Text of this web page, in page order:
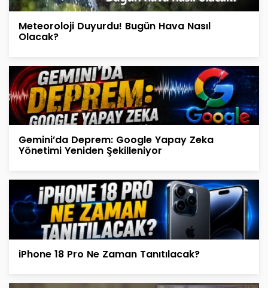
Meteoroloji Duyurdu! Bugün Hava Nasıl
Olacak?
Gemini’da Deprem: Google Yapay Zeka
Yönetimi Yeniden Şekilleniyor
iPhone 18 Pro Ne Zaman Tanıtılacak?